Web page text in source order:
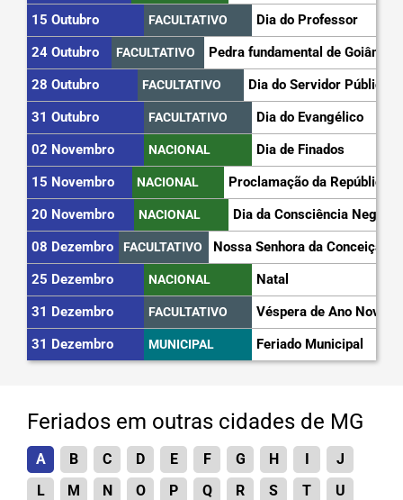
15 Outubro
FACULTATIVO
Dia do Professor
24 Outubro
FACULTATIVO
Pedra fundamental de Goiânia
28 Outubro
FACULTATIVO
Dia do Servidor Público
31 Outubro
FACULTATIVO
Dia do Evangélico
02 Novembro
NACIONAL
Dia de Finados
15 Novembro
NACIONAL
Proclamação da República
20 Novembro
NACIONAL
Dia da Consciência Negra
08 Dezembro
FACULTATIVO
Nossa Senhora da Conceição
25 Dezembro
NACIONAL
Natal
31 Dezembro
FACULTATIVO
Véspera de Ano Novo
31 Dezembro
MUNICIPAL Feriado Municipal
Feriados em outras cidades de MG
A B C D E F G H I
J
L
M N O P Q R S T
U